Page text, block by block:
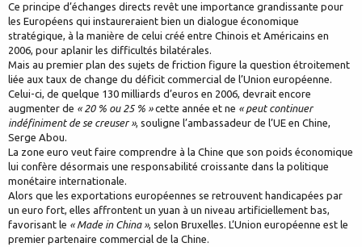
Ce principe d’échanges directs revêt une importance grandissante pour
les Européens qui instaureraient bien un dialogue économique
stratégique, à la manière de celui créé entre Chinois et Américains en
2006, pour aplanir les difficultés bilatérales.
Mais au premier plan des sujets de friction figure la question étroitement
liée aux taux de change du déficit commercial de l’Union européenne.
Celui-ci, de quelque 130 milliards d’euros en 2006, devrait encore
augmenter de « 20 % ou 25 % »cette année et ne « peut continuer
indéfiniment de se creuser », souligne l’ambassadeur de l’UE en Chine,
Serge Abou.
La zone euro veut faire comprendre à la Chine que son poids économique
lui confère désormais une responsabilité croissante dans la politique
monétaire internationale.
Alors que les exportations européennes se retrouvent handicapées par
un euro fort, elles affrontent un yuan à un niveau artificiellement bas,
favorisant le « Made in China », selon Bruxelles. L’Union européenne est le
premier partenaire commercial de la Chine.